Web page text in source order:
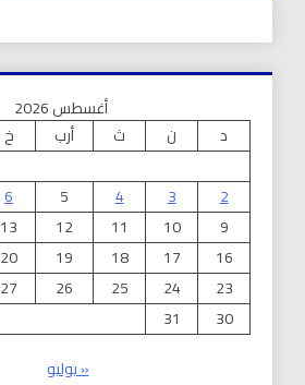
أغسطس 2026
د
ن ث أرب خ
2
3
4
5
6
9
10
11
12
13
16
17
18
19
20
23
24
25
26
27
30
31
« يوليو